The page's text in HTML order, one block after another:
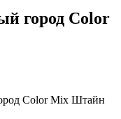
город Color
Color Mix Штайн